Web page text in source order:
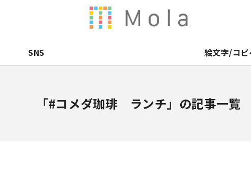
SNS 絵文字/コピ
「#コメダ珈琲 ランチ」の記事一覧